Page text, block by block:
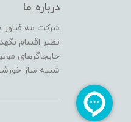
درباره ما
شرکت مه فناور
نظیر اقسام
جابجاگرهای
شبیه ساز